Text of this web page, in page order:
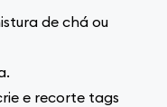
de chá ou
e recorte tags